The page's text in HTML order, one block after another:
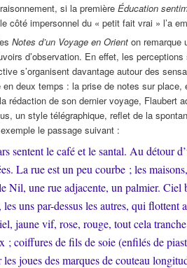
si la première Éducation
côté impersonnel du « petit fait vrai » l’a
Notes d’un Voyage en Orient on remarque
d’observation. En effet, les
s’organisent davantage autour des
deux temps : la prise de notes sur
rédaction de son dernier voyage, Flaubert
un style télégraphique, reflet de la
le passage suivant :
sentent le café et le santal. Au détour
La rue est un peu courbe ; les
Nil, une rue adjacente, un palmier.
uns par-dessus les autres, qui
jaune vif, rose, rouge, tout cela
; coiffures de fils de soie (enfilés de
les joues des marques de couteau